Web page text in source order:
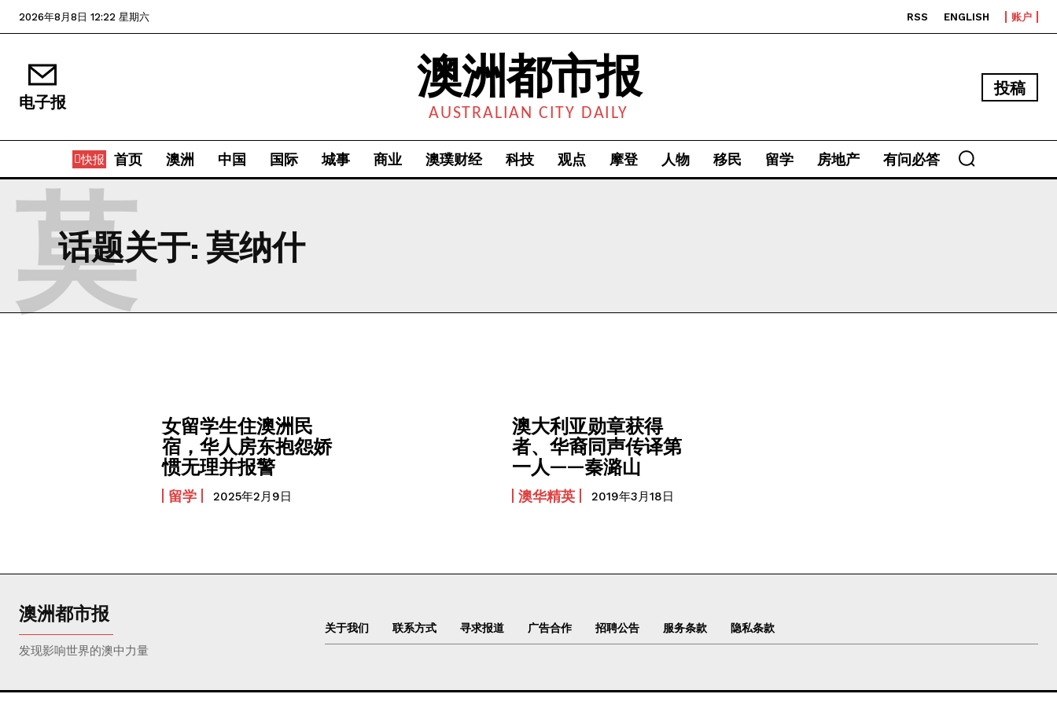
2026年8月8日 12:22 星期六 RSS ENGLISH 账户
电子报 澳洲都市报
AUSTRALIAN CITY DAILY
投稿
快报 首页 澳洲 中国 国际 城事 商业 澳璞财经 科技 观点 摩登 人物 移民 留学 房地产 有问必答
话题关于: 莫纳什
莫
女留学生住澳洲民
宿，华人房东抱怨娇
惯无理并报警
留学 2025年2月9日
澳大利亚勋章获得
者、华裔同声传译第
一人——秦潞山
澳华精英 2019年3月18日
澳洲都市报
发现影响世界的澳中力量
关于我们 联系方式 寻求报道 广告合作 招聘公告 服务条款 隐私条款